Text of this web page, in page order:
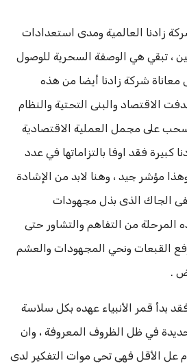
زادنا العالمية ومدى استعدادات
، تبقي هي الوصفة السحرية للوصول
معاناة شركة زادنا أيضا من هذه
الاقتصاد والبنى التحتية والنظام
على مجمل العملية الاقتصادية
كبيرة فقد اوفا بالتزاماتها في عدد
مؤشر جيد ، وهنا لابد من الإشادة
الجاك الذى بذل مجهودات
المرحلة من التفاهم والتشاور حتى
القبعات ونحي المجهودات والعشم
.
بدأ قمر الأنبياء عهده بكل سلاسة
في ظل الظروف المعروفة ، وان
عل الأقل فهي تحي موات التفكير لدى